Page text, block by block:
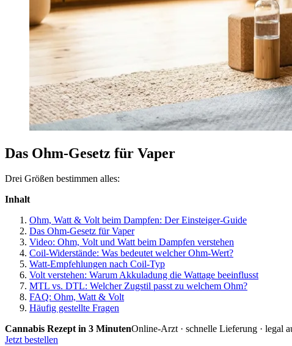
Das Ohm-Gesetz für Vaper
Drei Größen bestimmen alles:
Inhalt
Ohm, Watt & Volt beim Dampfen: Der Einsteiger-Guide
Das Ohm-Gesetz für Vaper
Video: Ohm, Volt und Watt beim Dampfen verstehen
Coil-Widerstände: Was bedeutet welcher Ohm-Wert?
Watt-Empfehlungen nach Coil-Typ
Volt verstehen: Warum Akkuladung die Wattage beeinflusst
MTL vs. DTL: Welcher Zugstil passt zu welchem Ohm?
FAQ: Ohm, Watt & Volt
Häufig gestellte Fragen
Cannabis Rezept in 3 MinutenOnline-Arzt · schnelle Lieferung · legal
Jetzt bestellen